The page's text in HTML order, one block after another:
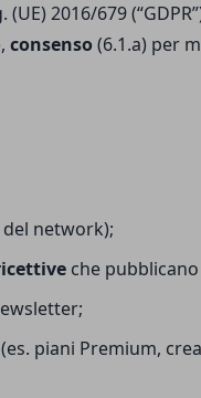
2016/679
consenso(6.1.a) per
del network);
che
piani Premium,